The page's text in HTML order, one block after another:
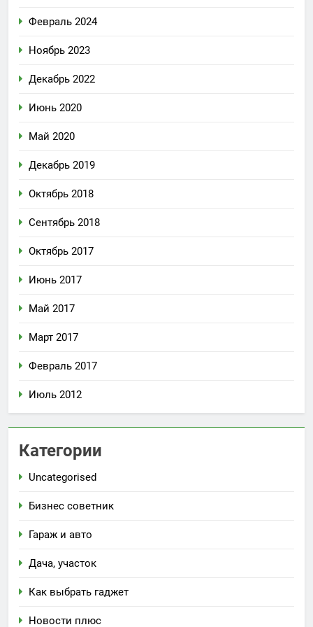
Февраль 2024
Ноябрь 2023
Декабрь 2022
Июнь 2020
Май 2020
Декабрь 2019
Октябрь 2018
Сентябрь 2018
Октябрь 2017
Июнь 2017
Май 2017
Март 2017
Февраль 2017
Июль 2012
Категории
Uncategorised
Бизнес советник
Гараж и авто
Дача, участок
Как выбрать гаджет
Новости плюс